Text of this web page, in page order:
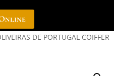
DE PORTUGAL COIFFER